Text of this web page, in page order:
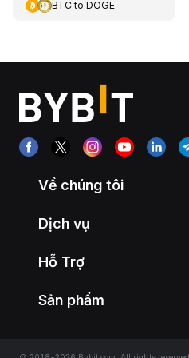
BTCto DOGE
Về chúng tôi
Dịch vụ
Hỗ Trợ
Sản phẩm